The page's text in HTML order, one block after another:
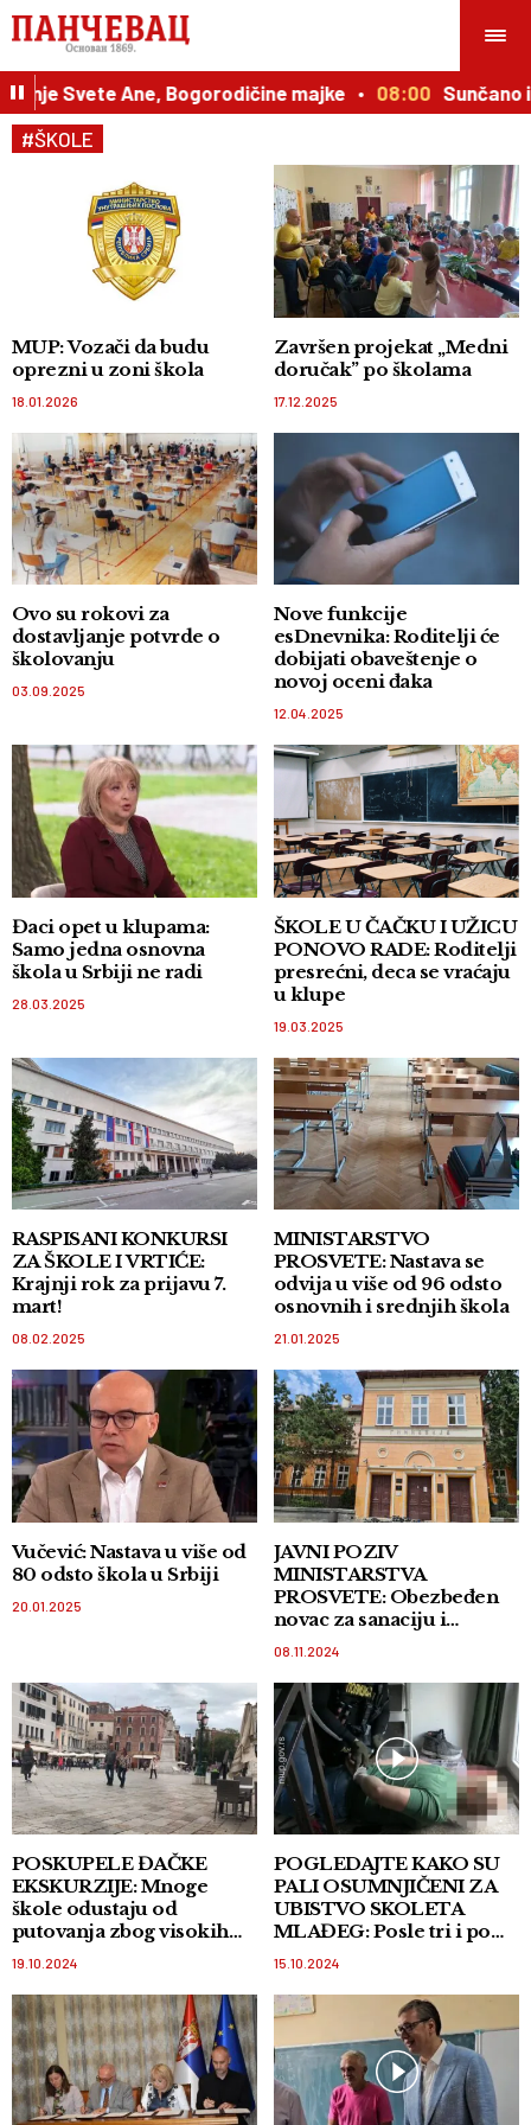
Svete Ane, Bogorodičine majke 08:00 Sunčano i
#ŠKOLE
MUP: Vozači da budu
oprezni u zoni škola
18.01.2026
Završen projekat „Medni
doručak” po školama
17.12.2025
Ovo su rokovi za
dostavljanje potvrde o
školovanju
03.09.2025
Nove funkcije
esDnevnika: Roditelji će
dobijati obaveštenje o
novoj oceni đaka
12.04.2025
Đaci opet u klupama:
Samo jedna osnovna
škola u Srbiji ne radi
28.03.2025
ŠKOLE U ČAČKU I UŽICU
PONOVO RADE: Roditelji
presrećni, deca se vraćaju
u klupe
19.03.2025
RASPISANI KONKURSI
ZA ŠKOLE I VRTIĆE:
Krajnji rok za prijavu 7.
mart!
08.02.2025
MINISTARSTVO
PROSVETE: Nastava se
odvija u više od 96 odsto
osnovnih i srednjih škola
21.01.2025
Vučević: Nastava u više od
80 odsto škola u Srbiji
20.01.2025
JAVNI POZIV
MINISTARSTVA
PROSVETE: Obezbeđen
novac za sanaciju i
08.11.2024
POSKUPELE ĐAČKE
EKSKURZIJE: Mnoge
škole odustaju od
putovanja zbog visokih
cena
19.10.2024
POGLEDAJTE KAKO SU
PALI OSUMNJIČENI ZA
UBISTVO SKOLETA
MLAĐEG: Posle tri i po
godine im stavljene lisice
15.10.2024